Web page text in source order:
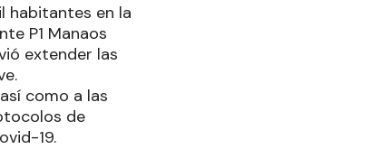
habitantes en la
P1 Manaos
extender las
como a las
de
19.